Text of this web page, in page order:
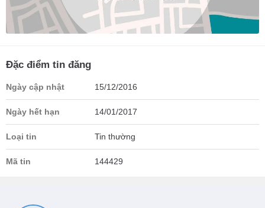
Đặc điểm tin đăng
Ngày cập nhật 15/12/2016
Ngày hết hạn 14/01/2017
Loại tin Tin thường
Mã tin 144429